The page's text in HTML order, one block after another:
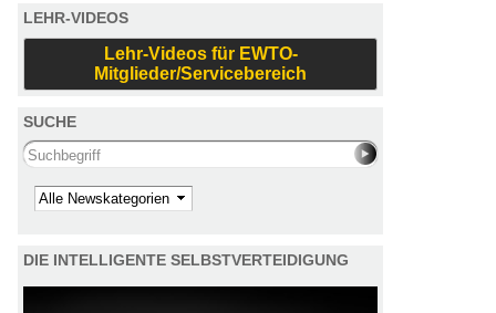
LEHR-VIDEOS
Lehr-Videos für EWTO-
Mitglieder/Servicebereich
SUCHE
Search this site
Kategorie
DIE INTELLIGENTE SELBSTVERTEIDIGUNG